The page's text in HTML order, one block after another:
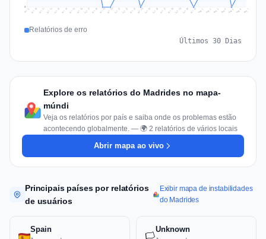
Jul 9 Jul 10 Jul 11 Jul 12 Jul 13 Jul 14 Jul 15 Jul 16 Jul 17 Jul 18 Jul 19 Jul 20 Jul 21 Jul 22 Jul 23 Jul 24 Jul 25 Jul 26 Jul 27 Jul 28 Jul 29 Jul 30 Jul 31 Aug 1 Aug 2 Aug 3 Aug 4 Aug 5 Aug 6 Aug 7
Relatórios de erro
Últimos 30 Dias
Explore os relatórios do Madrides no mapa-
múndi
Veja os relatórios por país e saiba onde os problemas estão
acontecendo globalmente. — 🌍 2 relatórios de vários locais
Abrir mapa ao vivo
Principais países por relatórios
de usuários
Exibir mapa de instabilidades
do Madrides
Spain Unknown